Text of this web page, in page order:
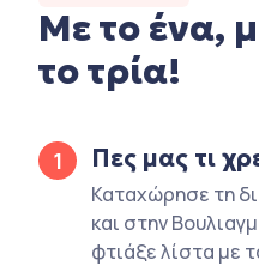
Με το ένα,
το τρία!
1 Πες μας τι
Καταχώρησε τη
και στην
φτιάξε λίστα με